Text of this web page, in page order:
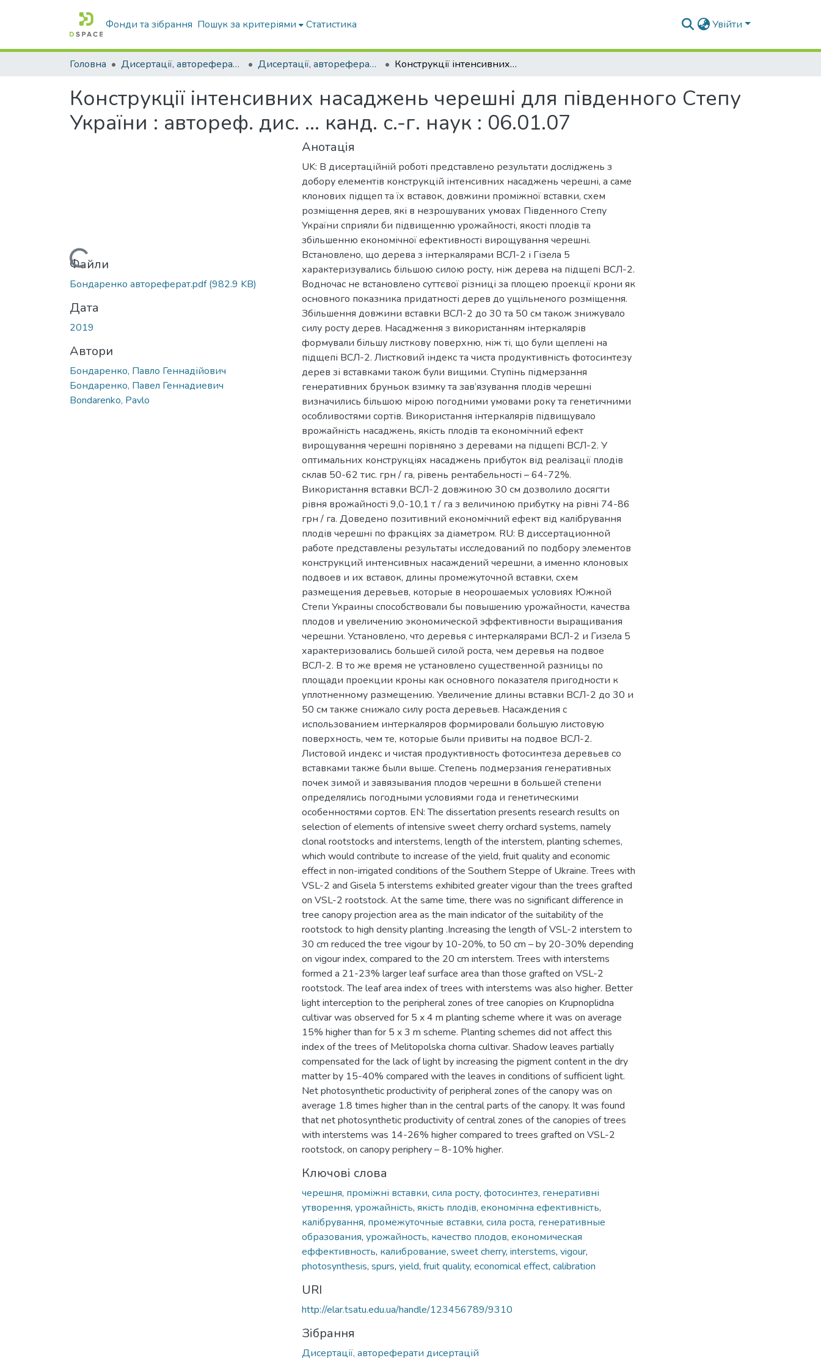
Фонди та зібрання Пошук за критеріями Статистика Увійти
Головна Дисертації, автореферати дисертацій Дисертації, автореферати дисертацій Конструкції інтенсивних насаджень черешні для південного Степу України : автореф. дис. … канд. с.-г. наук : 06.01.07
Конструкції інтенсивних насаджень черешні для південного Степу
України : автореф. дис. … канд. с.-г. наук : 06.01.07
Вантажиться...
Файли
Бондаренко автореферат.pdf(982.9 KB)
Дата
2019
Автори
Бондаренко, Павло Геннадійович
Бондаренко, Павел Геннадиевич
Bondarenko, Pavlo
Анотація
UK: В дисертаційній роботі представлено результати досліджень з
добору елементів конструкцій інтенсивних насаджень черешні, а саме
клонових підщеп та їх вставок, довжини проміжної вставки, схем
розміщення дерев, які в незрошуваних умовах Південного Степу
України сприяли би підвищенню урожайності, якості плодів та
збільшенню економічної ефективності вирощування черешні.
Встановлено, що дерева з інтеркалярами ВСЛ-2 і Гізела 5
характеризувались більшою силою росту, ніж дерева на підщепі ВСЛ-2.
Водночас не встановлено суттєвої різниці за площею проекції крони як
основного показника придатності дерев до ущільненого розміщення.
Збільшення довжини вставки ВСЛ-2 до 30 та 50 см також знижувало
силу росту дерев. Насадження з використанням інтеркалярів
формували більшу листкову поверхню, ніж ті, що були щеплені на
підщепі ВСЛ-2. Листковий індекс та чиста продуктивність фотосинтезу
дерев зі вставками також були вищими. Ступінь підмерзання
генеративних бруньок взимку та зав’язування плодів черешні
визначились більшою мірою погодними умовами року та генетичними
особливостями сортів. Використання інтеркалярів підвищувало
врожайність насаджень, якість плодів та економічний ефект
вирощування черешні порівняно з деревами на підщепі ВСЛ-2. У
оптимальних конструкціях насаджень прибуток від реалізації плодів
склав 50-62 тис. грн / га, рівень рентабельності – 64-72%.
Використання вставки ВСЛ-2 довжиною 30 см дозволило досягти
рівня врожайності 9,0-10,1 т / га з величиною прибутку на рівні 74-86
грн / га. Доведено позитивний економічний ефект від калібрування
плодів черешні по фракціях за діаметром. RU: В диссертационной
работе представлены результаты исследований по подбору элементов
конструкций интенсивных насаждений черешни, а именно клоновых
подвоев и их вставок, длины промежуточной вставки, схем
размещения деревьев, которые в неорошаемых условиях Южной
Степи Украины способствовали бы повышению урожайности, качества
плодов и увеличению экономической эффективности выращивания
черешни. Установлено, что деревья с интеркалярами ВСЛ-2 и Гизела 5
характеризовались большей силой роста, чем деревья на подвое
ВСЛ-2. В то же время не установлено существенной разницы по
площади проекции кроны как основного показателя пригодности к
уплотненному размещению. Увеличение длины вставки ВСЛ-2 до 30 и
50 см также снижало силу роста деревьев. Насаждения с
использованием интеркаляров формировали большую листовую
поверхность, чем те, которые были привиты на подвое ВСЛ-2.
Листовой индекс и чистая продуктивность фотосинтеза деревьев со
вставками также были выше. Степень подмерзания генеративных
почек зимой и завязывания плодов черешни в большей степени
определялись погодными условиями года и генетическими
особенностями сортов. EN: The dissertation presents research results on
selection of elements of intensive sweet cherry orchard systems, namely
clonal rootstocks and interstems, length of the interstem, planting schemes,
which would contribute to increase of the yield, fruit quality and economic
effect in non-irrigated conditions of the Southern Steppe of Ukraine. Trees with
VSL-2 and Gisela 5 interstems exhibited greater vigour than the trees grafted
on VSL-2 rootstock. At the same time, there was no significant difference in
tree canopy projection area as the main indicator of the suitability of the
rootstock to high density planting .Increasing the length of VSL-2 interstem to
30 cm reduced the tree vigour by 10-20%, to 50 cm – by 20-30% depending
on vigour index, compared to the 20 cm interstem. Trees with interstems
formed a 21-23% larger leaf surface area than those grafted on VSL-2
rootstock. The leaf area index of trees with interstems was also higher. Better
light interception to the peripheral zones of tree canopies on Krupnoplidna
cultivar was observed for 5 x 4 m planting scheme where it was on average
15% higher than for 5 x 3 m scheme. Planting schemes did not affect this
index of the trees of Melitopolska chorna cultivar. Shadow leaves partially
compensated for the lack of light by increasing the pigment content in the dry
matter by 15-40% compared with the leaves in conditions of sufficient light.
Net photosynthetic productivity of peripheral zones of the canopy was on
average 1.8 times higher than in the central parts of the canopy. It was found
that net photosynthetic productivity of central zones of the canopies of trees
with interstems was 14-26% higher compared to trees grafted on VSL-2
rootstock, on canopy periphery – 8-10% higher.
Ключові слова
черешня, проміжні вставки, сила росту, фотосинтез, генеративні
утворення, урожайність, якість плодів, економічна ефективність,
калібрування, промежуточные вставки, сила роста, генеративные
образования, урожайность, качество плодов, економическая
еффективность, калибрование, sweet cherry, interstems, vigour,
photosynthesis, spurs, yield, fruit quality, economical effect, calibration
URI
http://elar.tsatu.edu.ua/handle/123456789/9310
Зібрання
Дисертації, автореферати дисертацій